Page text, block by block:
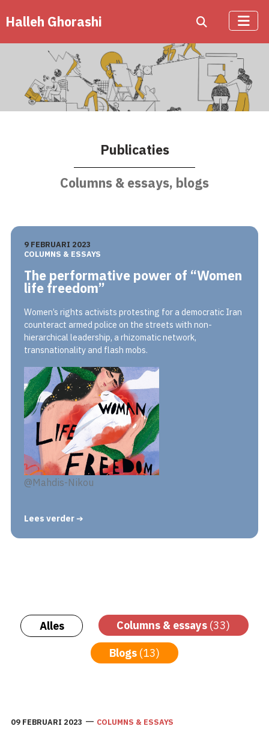
Halleh Ghorashi
Publicaties
Columns & essays, blogs
9 FEBRUARI 2023
COLUMNS & ESSAYS
The performative power of “Women
life freedom”
Women’s rights activists protesting for a democratic Iran
counteract armed police on the streets with non-
hierarchical leadership, a rhizomatic network,
transnationality and flash mobs.
@Mahdis-Nikou
Lees verder
Alles Columns & essays (33)
Blogs (13)
09 FEBRUARI 2023 — COLUMNS & ESSAYS